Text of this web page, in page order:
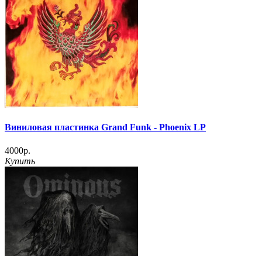
Виниловая пластинка Grand Funk - Phoenix LP
4000р.
Купить